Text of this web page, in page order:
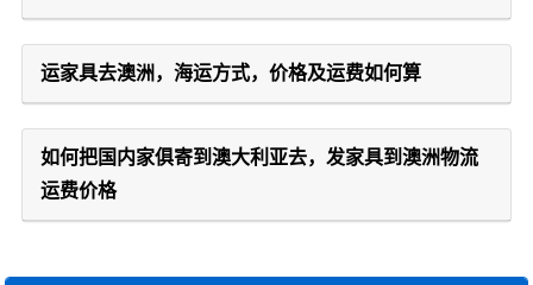
运家具去澳洲，海运方式，价格及运费如何算
如何把国内家俱寄到澳大利亚去，发家具到澳洲物流
运费价格